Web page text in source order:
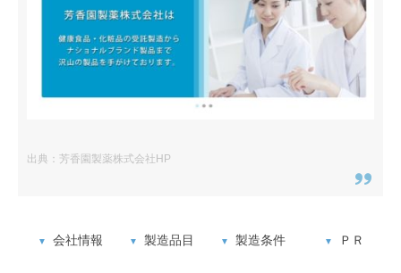
出典：芳香園製薬株式会社HP
会社情報 製造品目 製造条件 ＰＲ